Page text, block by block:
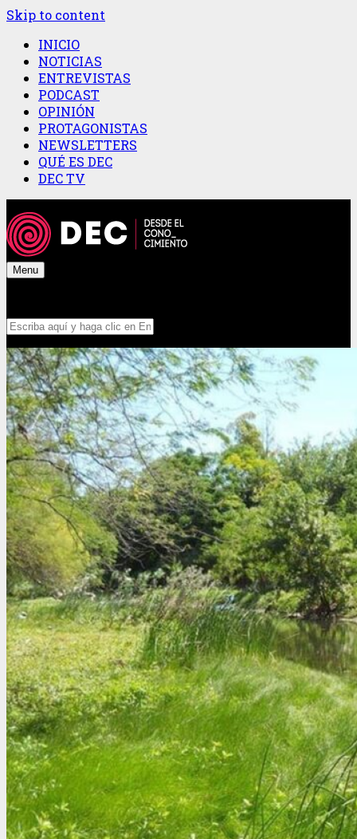
Skip to content
INICIO
NOTICIAS
ENTREVISTAS
PODCAST
OPINIÓN
PROTAGONISTAS
NEWSLETTERS
QUÉ ES DEC
DEC TV
Menu